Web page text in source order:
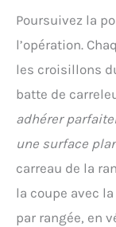
Poursuivez la
l’opération.
les croisillons
batte de
adhérer
une surface
carreau de la
la coupe avec
par rangée, en